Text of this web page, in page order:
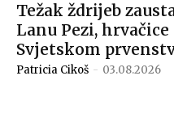
Težak ždrijeb
Lanu Pezi, hrvačice
Svjetskom
Patricia Cikoš - 03.08.2026